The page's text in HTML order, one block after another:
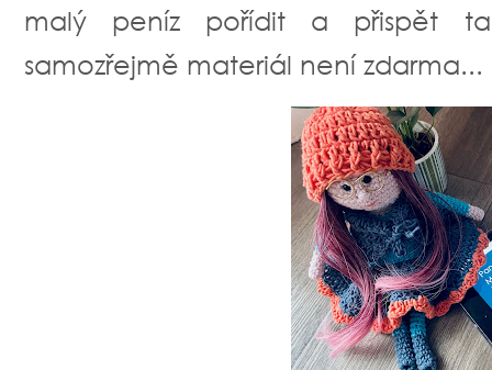
malý peníz pořídit a přispět
samozřejmě materiál není